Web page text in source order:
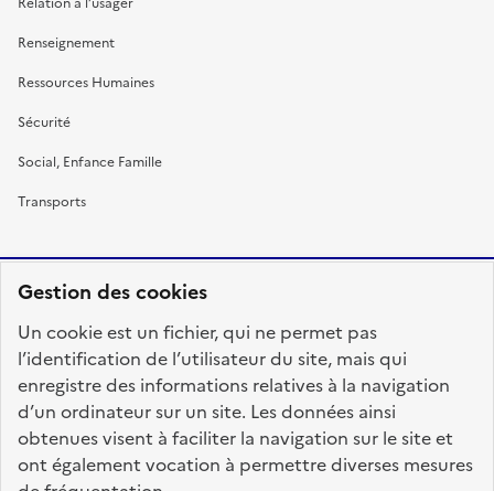
Gestion des cookies
Un cookie est un fichier, qui ne permet pas
l’identification de l’utilisateur du site, mais qui
enregistre des informations relatives à la navigation
d’un ordinateur sur un site. Les données ainsi
obtenues visent à faciliter la navigation sur le site et
ont également vocation à permettre diverses mesures
Renseignement
Ressources Humaines
Sécurité
Social, Enfance Famille
Transports
FRANÇAISE
fonction-publique.gouv.fr
legifrance.gouv.fr